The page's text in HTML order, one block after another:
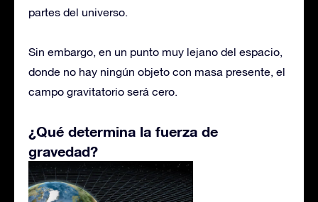
partes del universo.
Sin embargo, en un punto muy lejano del espacio,
donde no hay ningún objeto con masa presente, el
campo gravitatorio será cero.
¿Qué determina la fuerza de
gravedad?